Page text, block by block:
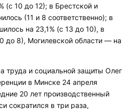
(с 10 до 12); в Брестской и
(11 и 8 соответственно); в
на 23,1% (с 13 до 10), в
до 8), Могилевской области — на
труда и социальной защиты Олег
в Минске 24 апреля
20 лет производственный
сократился в три раза,